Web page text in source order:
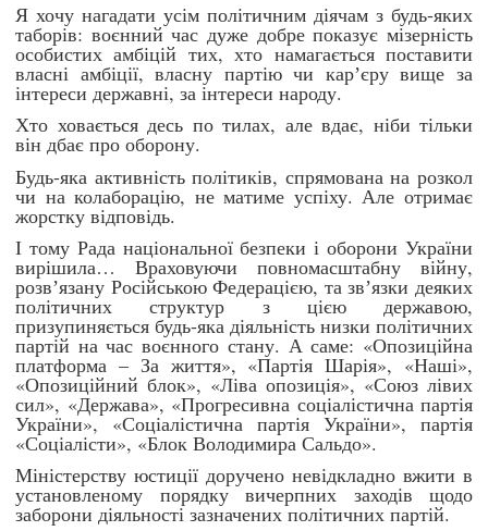
Я хочу нагадати усім політичним діячам з будь-яких
таборів: воєнний час дуже добре показує мізерність
особистих амбіцій тих, хто намагається поставити
власні амбіції, власну партію чи карʼєру вище за
інтереси державні, за інтереси народу.
Хто ховається десь по тилах, але вдає, ніби тільки
він дбає про оборону.
Будь-яка активність політиків, спрямована на розкол
чи на колаборацію, не матиме успіху. Але отримає
жорстку відповідь.
І тому Рада національної безпеки і оборони України
вирішила… Враховуючи повномасштабну війну,
розвʼязану Російською Федерацією, та звʼязки деяких
політичних структур з цією державою,
призупиняється будь-яка діяльність низки політичних
партій на час воєнного стану. А саме: «Опозиційна
платформа – За життя», «Партія Шарія», «Наші»,
«Опозиційний блок», «Ліва опозиція», «Союз лівих
сил», «Держава», «Прогресивна соціалістична партія
України», «Соціалістична партія України», партія
«Соціалісти», «Блок Володимира Сальдо».
Міністерству юстиції доручено невідкладно вжити в
установленому порядку вичерпних заходів щодо
заборони діяльності зазначених політичних партій.